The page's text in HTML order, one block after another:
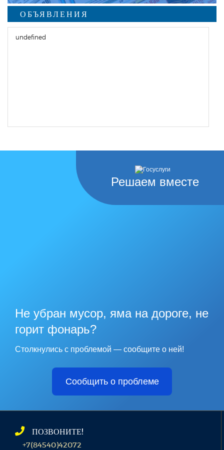
ОБЪЯВЛЕНИЯ
undefined
Решаем вместе
Не убран мусор, яма на дороге, не
горит фонарь?
Столкнулись с проблемой — сообщите о ней!
Сообщить о проблеме
ПОЗВОНИТЕ!
+7(84540)42072